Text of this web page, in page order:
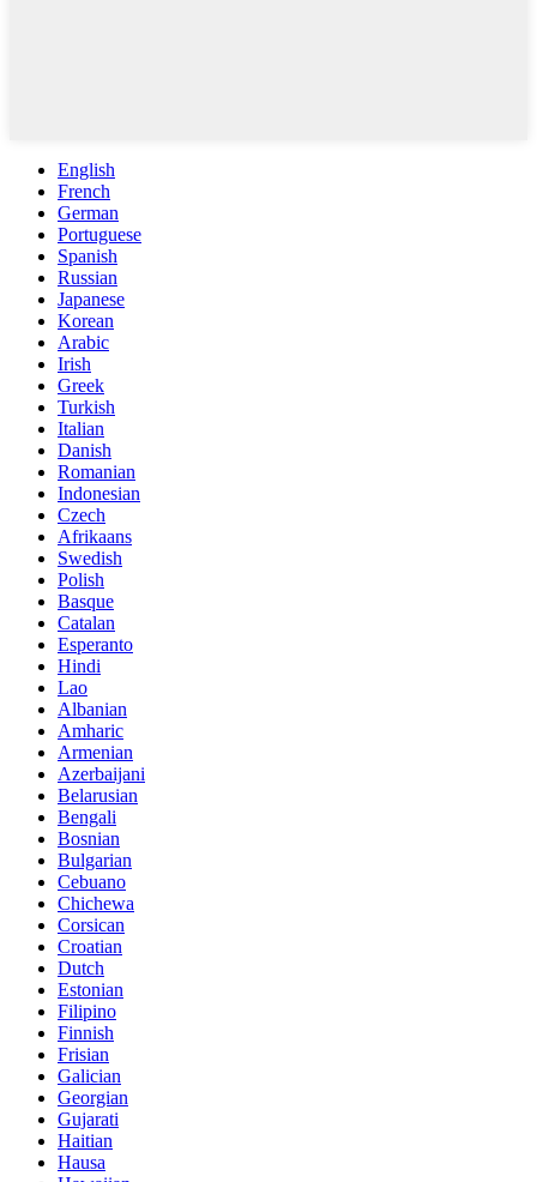
English
French
German
Portuguese
Spanish
Russian
Japanese
Korean
Arabic
Irish
Greek
Turkish
Italian
Danish
Romanian
Indonesian
Czech
Afrikaans
Swedish
Polish
Basque
Catalan
Esperanto
Hindi
Lao
Albanian
Amharic
Armenian
Azerbaijani
Belarusian
Bengali
Bosnian
Bulgarian
Cebuano
Chichewa
Corsican
Croatian
Dutch
Estonian
Filipino
Finnish
Frisian
Galician
Georgian
Gujarati
Haitian
Hausa